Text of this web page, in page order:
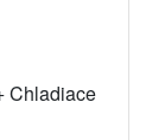
Chladiace